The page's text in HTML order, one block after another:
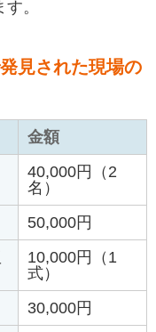
。
見された現場の
金額
40,000円（2
名）
50,000円
10,000円（1
式）
30,000円